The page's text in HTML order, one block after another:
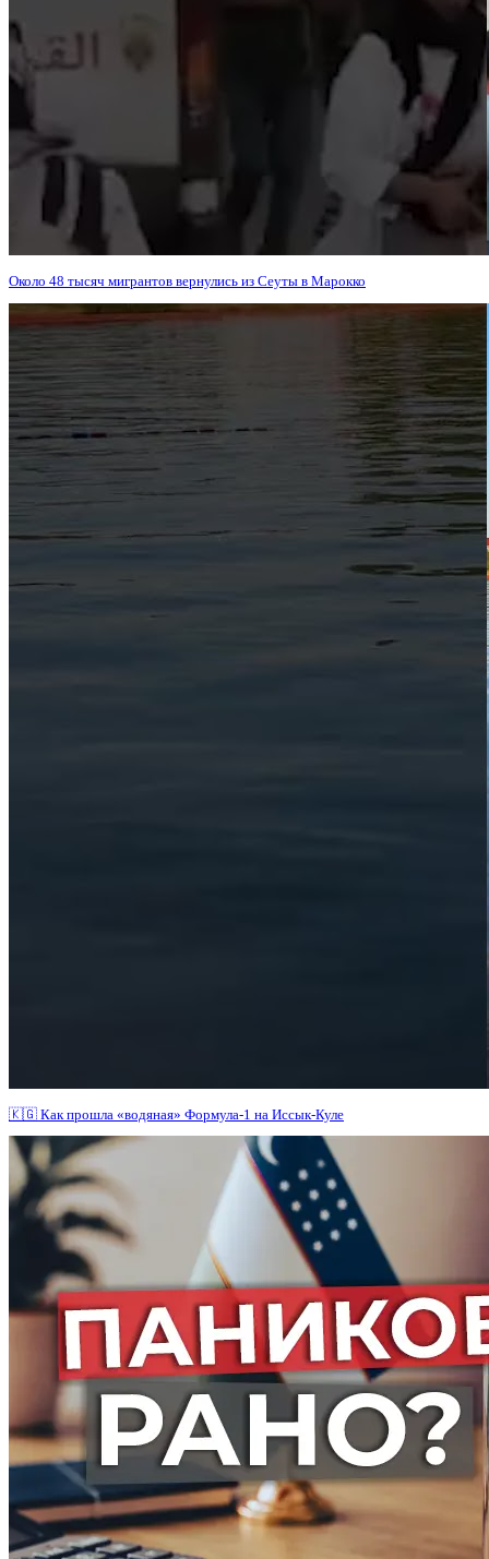
Около 48 тысяч мигрантов вернулись из Сеуты в Марокко
🇰🇬 Как прошла «водяная» Формула-1 на Иссык-Куле